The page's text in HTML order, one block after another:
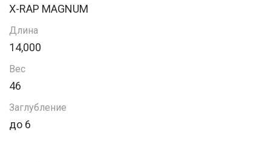
X-RAP MAGNUM
Длина
14,000
Вес
46
Заглубление
до 6